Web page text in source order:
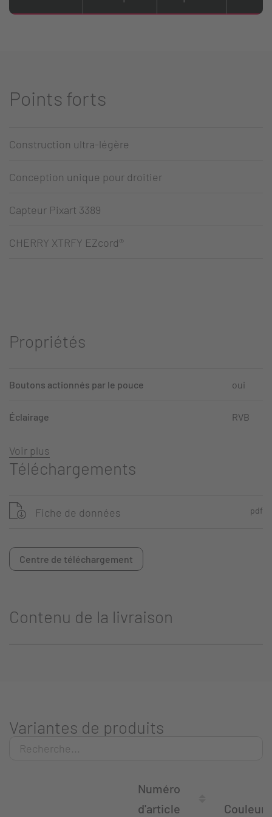
Points forts
Construction ultra-légère
Conception unique pour droitier
Capteur Pixart 3389
CHERRY XTRFY EZcord®
Propriétés
Boutons actionnés par le pouce oui
Éclairage RVB
Voir plus
Téléchargements
Fiche de données pdf
Centre de téléchargement
Contenu de la livraison
Variantes de produits
Numéro
d'article
Couleur